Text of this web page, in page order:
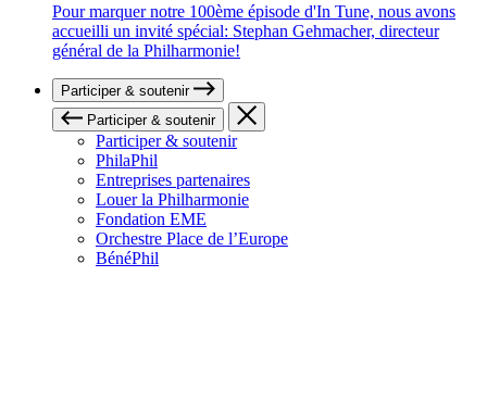
Pour marquer notre 100ème épisode d'In Tune, nous avons
accueilli un invité spécial: Stephan Gehmacher, directeur
général de la Philharmonie!
Participer & soutenir
Participer & soutenir
Participer & soutenir
PhilaPhil
Entreprises partenaires
Louer la Philharmonie
Fondation EME
Orchestre Place de l’Europe
BénéPhil